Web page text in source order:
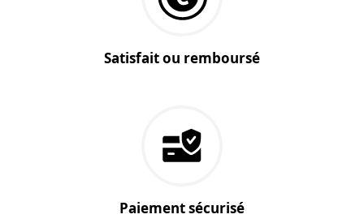
Satisfait ou remboursé
Paiement sécurisé